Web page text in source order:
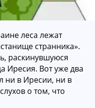
леса лежат
странника».
раскинувшуюся
Иресия. Вот уже два
ни в Иресии, ни в
о том, что